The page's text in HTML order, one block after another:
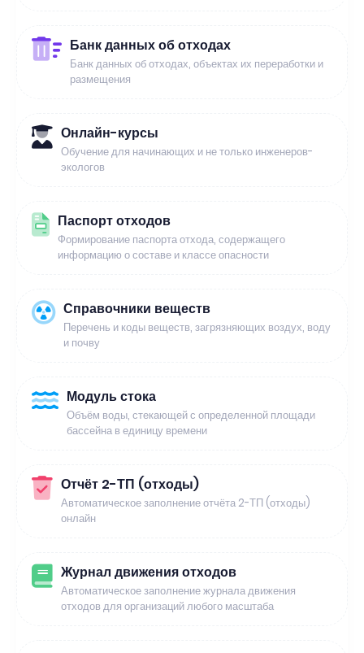
Банк данных об отходах
Банк данных об отходах, объектах их переработки и
размещения
Онлайн-курсы
Обучение для начинающих и не только инженеров-
экологов
Паспорт отходов
Формирование паспорта отхода, содержащего
информацию о составе и классе опасности
Справочники веществ
Перечень и коды веществ, загрязняющих воздух, воду
и почву
Модуль стока
Объём воды, стекающей с определенной площади
бассейна в единицу времени
Отчёт 2-ТП (отходы)
Автоматическое заполнение отчёта 2-ТП (отходы)
онлайн
Журнал движения отходов
Автоматическое заполнение журнала движения
отходов для организаций любого масштаба